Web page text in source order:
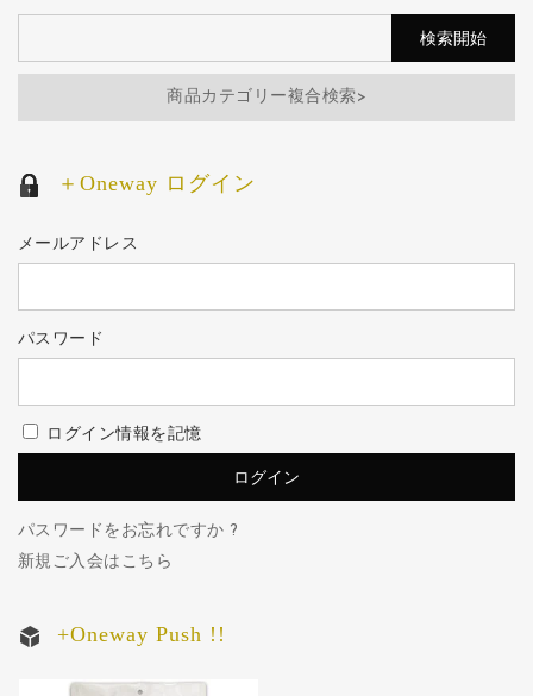
商品カテゴリー複合検索>
＋Oneway ログイン
メールアドレス
パスワード
ログイン情報を記憶
パスワードをお忘れですか ?
新規ご入会はこちら
+Oneway Push !!